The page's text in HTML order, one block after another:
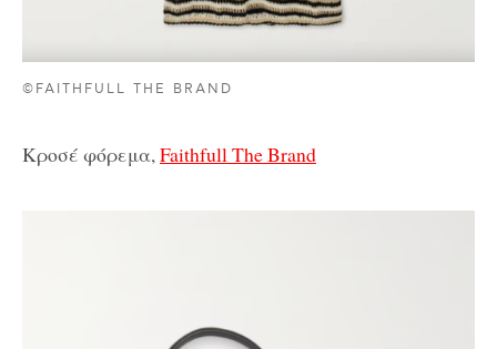
©FAITHFULL THE BRAND
Κροσέ φόρεμα,Faithfull The Brand